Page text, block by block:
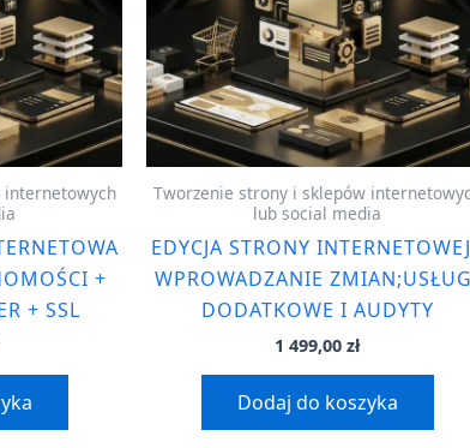
+
+ SSL
Tworzenie strony i sklepów
lub social media
EDYCJA STRONY
WPROWADZANIE
DODATKOWE I AUDYTY
1 499,00 zł
Dodaj do koszyka